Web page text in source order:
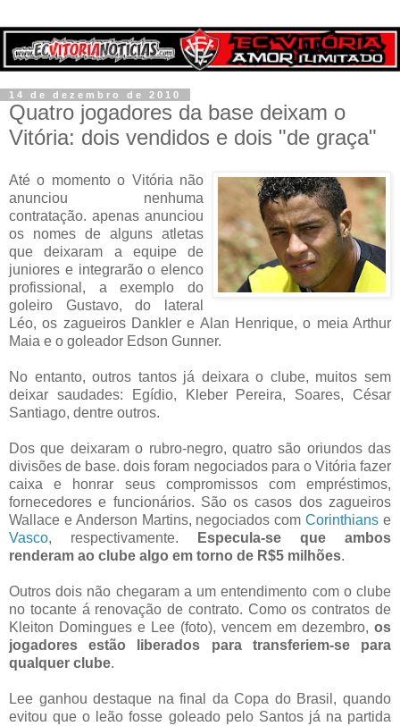
14 de dezembro de 2010
Quatro jogadores da base deixam o
Vitória: dois vendidos e dois "de graça"
Até o momento o Vitória não
anunciou nenhuma
contratação. apenas anunciou
os nomes de alguns atletas
que deixaram a equipe de
juniores e integrarão o elenco
profissional, a exemplo do
goleiro Gustavo, do lateral
Léo, os zagueiros Dankler e Alan Henrique, o meia Arthur
Maia e o goleador Edson Gunner.
No entanto, outros tantos já deixara o clube, muitos sem
deixar saudades: Egídio, Kleber Pereira, Soares, César
Santiago, dentre outros.
Dos que deixaram o rubro-negro, quatro são oriundos das
divisões de base. dois foram negociados para o Vitória fazer
caixa e honrar seus compromissos com empréstimos,
fornecedores e funcionários. São os casos dos zagueiros
Wallace e Anderson Martins, negociados comCorinthians e
Vasco, respectivamente.
Especula-se que ambos
renderam ao clube algo em torno de R$5 milhões.
Outros dois não chegaram a um entendimento com o clube
no tocante á renovação de contrato. Como os contratos de
Kleiton Domingues e Lee (foto), vencem em dezembro, os
jogadores estão liberados para transferiem-se para
qualquer clube.
Lee ganhou destaque na final da Copa do Brasil, quando
evitou que o leão fosse goleado pelo Santos já na partida